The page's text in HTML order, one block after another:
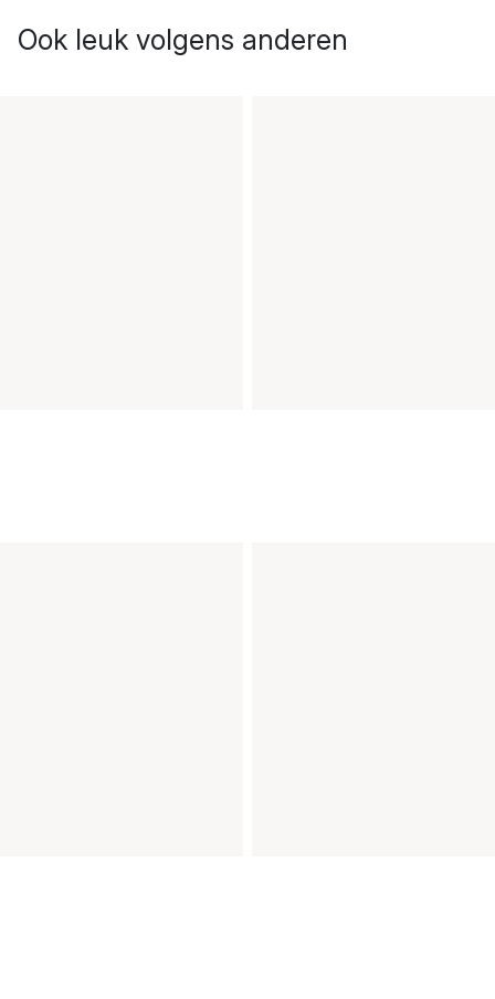
Ook leuk volgens anderen